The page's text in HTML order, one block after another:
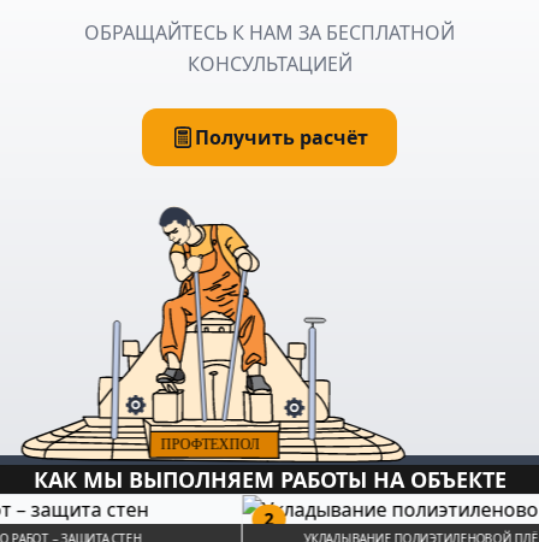
ОБРАЩАЙТЕСЬ К НАМ ЗА БЕСПЛАТНОЙ
КОНСУЛЬТАЦИЕЙ
Получить расчёт
КАК МЫ ВЫПОЛНЯЕМ РАБОТЫ НА ОБЪЕКТЕ
– ЗАЩИТА СТЕН
2
УКЛАДЫВАНИЕ ПОЛИЭТИЛЕНОВОЙ ПЛЁНКИ